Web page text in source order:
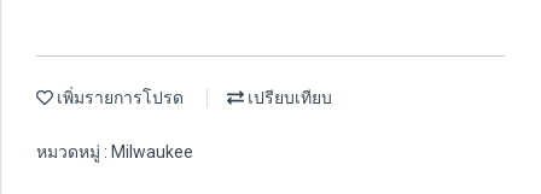
เพิ่มรายการโปรด เปรียบเทียบ
หมวดหมู่ : Milwaukee